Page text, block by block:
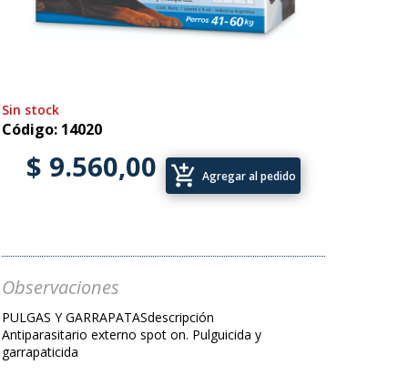
Sin stock
Código: 14020
$ 9.560,00 add_shopping_cart Agregar al pedido
Observaciones
PULGAS Y GARRAPATASdescripción
Antiparasitario externo spot on. Pulguicida y
garrapaticida